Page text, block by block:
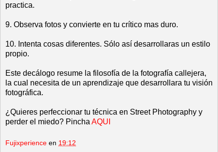
practica.
9. Observa fotos y convierte en tu crítico mas duro.
10. Intenta cosas diferentes. Sólo así desarrollaras un estilo
propio.
Este decálogo resume la filosofía de la fotografía callejera,
la cual necesita de un aprendizaje que desarrollara tu visión
fotográfica.
¿Quieres perfeccionar tu técnica en Street Photography y
perder el miedo? Pincha AQUI
Fujixperience en 19:12